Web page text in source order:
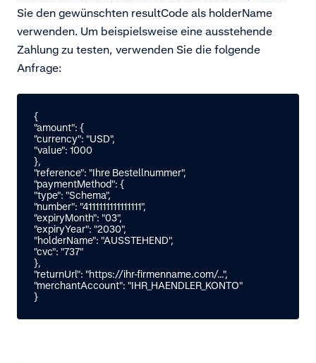
Sie den gewünschten resultCode als holderName
verwenden. Um beispielsweise eine ausstehende
Zahlung zu testen, verwenden Sie die folgende
Anfrage:
{
"amount": {
"currency": "USD",
"value": 1000
},
"reference": "Ihre Bestellnummer",
"paymentMethod": {
"type": "Schema",
"number": "4111111111111111",
"expiryMonth": "03",
"expiryYear": "2030",
"holderName": "AUSSTEHEND",
"cvc": "737"
},
"returnUrl": "https://ihr-firmenname.com/...",
"merchantAccount": "IHR_HAENDLER_KONTO"
}